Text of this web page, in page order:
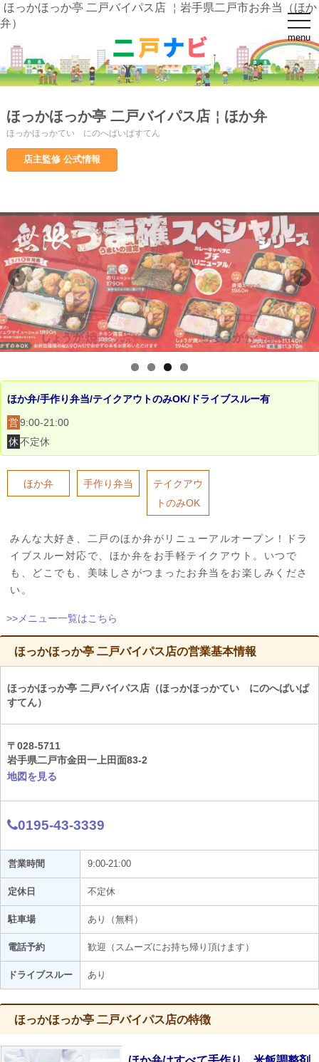
t
o
g
g
l
e
n
menu
ほっかほっか亭 二戸バイパス店 ￤岩手県二戸市お弁当（ほか
弁）
ほっかほっか亭 二戸バイパス店￤ほか弁
ほっかほっかてい にのへばいぱすてん
店主監修 公式情報
ほか弁/手作り弁当/テイクアウトのみOK/ドライブスルー有
営9:00-21:00
休不定休
ほか弁 手作り弁当
テイクアウ
トのみOK
みんな大好き、二戸のほか弁がリニューアルオープン！ドラ
イブスルー対応で、ほか弁をお手軽テイクアウト。いつで
も、どこでも、美味しさがつまったお弁当をお楽しみくださ
い。
>>メニュー一覧はこちら
ほっかほっか亭 二戸バイパス店の営業基本情報
ほっかほっか亭 二戸バイパス店（ほっかほっかてい にのへばいぱ
すてん）
〒028-5711
岩手県二戸市金田一上田面83-2
地図を見る
0195-43-3339
営業時間 9:00-21:00
定休日 不定休
駐車場 あり（無料）
電話予約 歓迎（スムーズにお持ち帰り頂けます）
ドライブスルー あり
ほっかほっか亭 二戸バイパス店の特徴